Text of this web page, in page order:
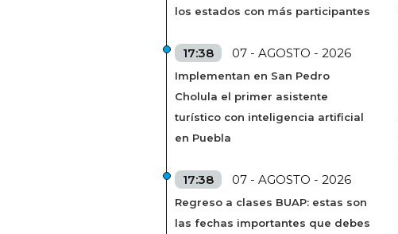
los estados con más participantes
17:38 07 - AGOSTO - 2026
Implementan en San Pedro
Cholula el primer asistente
turístico con inteligencia artificial
en Puebla
17:38 07 - AGOSTO - 2026
Regreso a clases BUAP: estas son
las fechas importantes que debes